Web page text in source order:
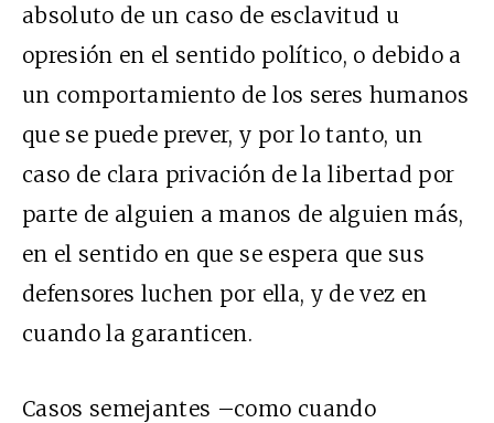
absoluto de un caso de esclavitud u
opresión en el sentido político, o debido a
un comportamiento de los seres humanos
que se puede prever, y por lo tanto, un
caso de clara privación de la libertad por
parte de alguien a manos de alguien más,
en el sentido en que se espera que sus
defensores luchen por ella, y de vez en
cuando la garanticen.
Casos semejantes –como cuando